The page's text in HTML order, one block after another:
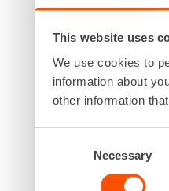
This website uses
We use cookies to
information about
other information
Necessary